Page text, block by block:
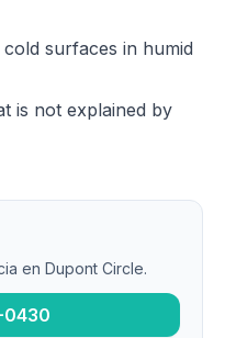
surfaces in humid
is not explained by
en Dupont Circle.